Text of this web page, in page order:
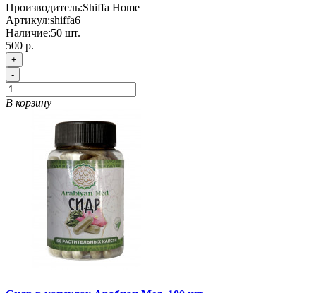
Производитель:Shiffa Home
Артикул:shiffa6
Наличие:50 шт.
500 р.
+
-
В корзину